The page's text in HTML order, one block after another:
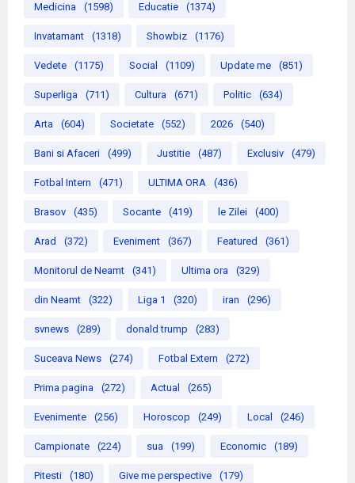
Medicina (1598) Educatie (1374)
Invatamant (1318) Showbiz (1176)
Vedete (1175) Social (1109) Update me (851)
Superliga (711) Cultura (671) Politic (634)
Arta (604) Societate (552) 2026 (540)
Bani si Afaceri (499) Justitie (487) Exclusiv (479)
Fotbal Intern (471) ULTIMA ORA (436)
Brasov (435) Socante (419) le Zilei (400)
Arad (372) Eveniment (367) Featured (361)
Monitorul de Neamt (341) Ultima ora (329)
din Neamt (322) Liga 1 (320) iran (296)
svnews (289) donald trump (283)
Suceava News (274) Fotbal Extern (272)
Prima pagina (272) Actual (265)
Evenimente (256) Horoscop (249) Local (246)
Campionate (224) sua (199) Economic (189)
Pitesti (180) Give me perspective (179)